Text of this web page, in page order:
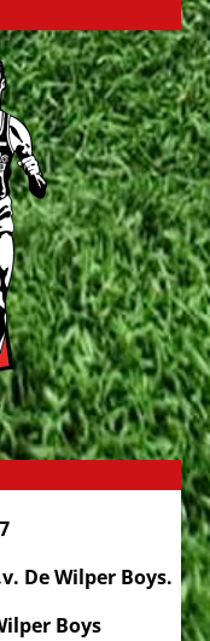
De Wilper Boys.
Boys